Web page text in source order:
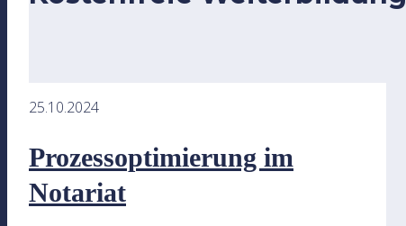
25.10.2024
Prozessoptimierung im
Notariat